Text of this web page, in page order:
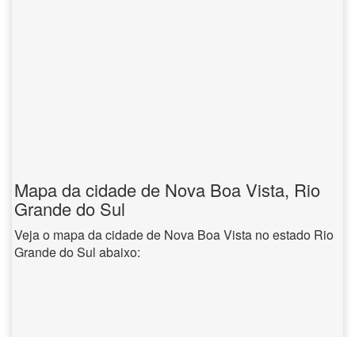
Mapa da cidade de Nova Boa Vista, Rio
Grande do Sul
Veja o mapa da cidade de Nova Boa Vista no estado Rio
Grande do Sul abaixo: